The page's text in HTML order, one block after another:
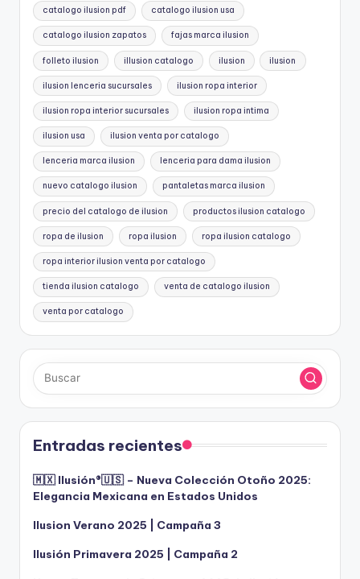
catalogo ilusion pdf catalogo ilusion usa
catalogo ilusion zapatos fajas marca ilusion
folleto ilusion illusion catalogo ilusion ilusion
ilusion lenceria sucursales ilusion ropa interior
ilusion ropa interior sucursales ilusion ropa intima
ilusion usa ilusion venta por catalogo
lenceria marca ilusion lenceria para dama ilusion
nuevo catalogo ilusion pantaletas marca ilusion
precio del catalogo de ilusion productos ilusion catalogo
ropa de ilusion ropa ilusion ropa ilusion catalogo
ropa interior ilusion venta por catalogo
tienda ilusion catalogo venta de catalogo ilusion
venta por catalogo
Entradas recientes
🇲🇽 Ilusión®️🇺🇸 – Nueva Colección Otoño 2025:
Elegancia Mexicana en Estados Unidos
Ilusion Verano 2025 | Campaña 3
Ilusión Primavera 2025 | Campaña 2